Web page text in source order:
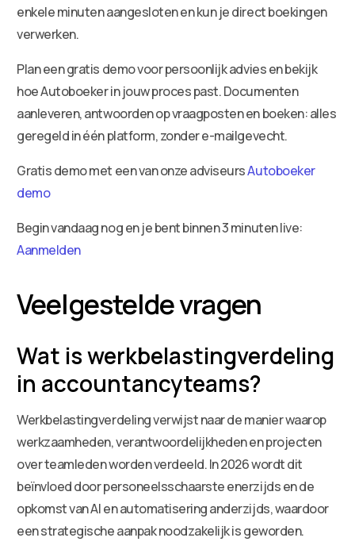
enkele minuten aangesloten en kun je direct boekingen
verwerken.
Plan een gratis demo voor persoonlijk advies en bekijk
hoe Autoboeker in jouw proces past. Documenten
aanleveren, antwoorden op vraagposten en boeken: alles
geregeld in één platform, zonder e-mailgevecht.
Gratis demo met een van onze adviseursAutoboeker
demo
Begin vandaag nog en je bent binnen 3 minuten live:
Aanmelden
Veelgestelde vragen
Wat is werkbelastingverdeling
in accountancyteams?
Werkbelastingverdeling verwijst naar de manier waarop
werkzaamheden, verantwoordelijkheden en projecten
over teamleden worden verdeeld. In 2026 wordt dit
beïnvloed door personeelsschaarste enerzijds en de
opkomst van AI en automatisering anderzijds, waardoor
een strategische aanpak noodzakelijk is geworden.